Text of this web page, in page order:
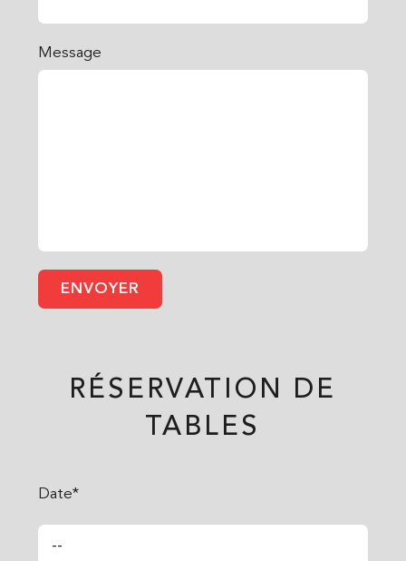
Message
RÉSERVATION DE
TABLES
Date*